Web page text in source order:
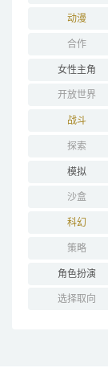
动漫
合作
女性主角
开放世界
战斗
探索
模拟
沙盒
科幻
策略
角色扮演
选择取向